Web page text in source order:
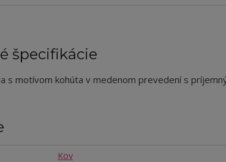
špecifikácie
s motívom kohúta v medenom prevedení s
Kov